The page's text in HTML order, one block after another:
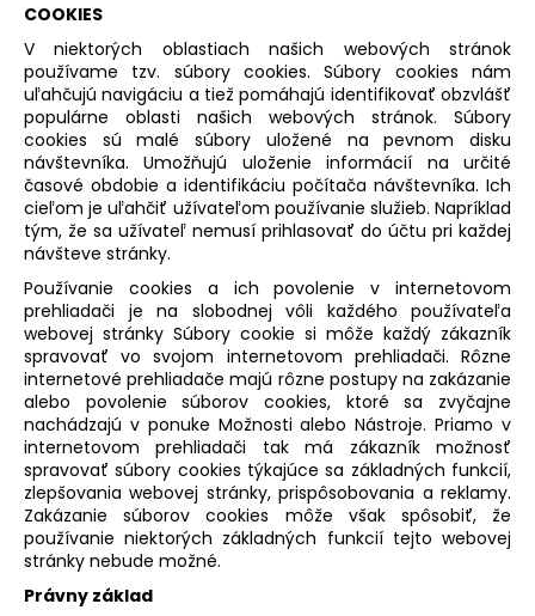
COOKIES
V niektorých oblastiach našich webových stránok
používame tzv. súbory cookies. Súbory cookies nám
uľahčujú navigáciu a tiež pomáhajú identifikovať obzvlášť
populárne oblasti našich webových stránok. Súbory
cookies sú malé súbory uložené na pevnom disku
návštevníka. Umožňujú uloženie informácií na určité
časové obdobie a identifikáciu počítača návštevníka. Ich
cieľom je uľahčiť užívateľom používanie služieb. Napríklad
tým, že sa užívateľ nemusí prihlasovať do účtu pri každej
návšteve stránky.
Používanie cookies a ich povolenie v internetovom
prehliadači je na slobodnej vôli každého používateľa
webovej stránky Súbory cookie si môže každý zákazník
spravovať vo svojom internetovom prehliadači. Rôzne
internetové prehliadače majú rôzne postupy na zakázanie
alebo povolenie súborov cookies, ktoré sa zvyčajne
nachádzajú v ponuke Možnosti alebo Nástroje. Priamo v
internetovom prehliadači tak má zákazník možnosť
spravovať súbory cookies týkajúce sa základných funkcií,
zlepšovania webovej stránky, prispôsobovania a reklamy.
Zakázanie súborov cookies môže však spôsobiť, že
používanie niektorých základných funkcií tejto webovej
stránky nebude možné.
Právny základ